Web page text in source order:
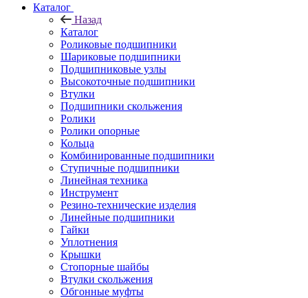
Каталог
Назад
Каталог
Роликовые подшипники
Шариковые подшипники
Подшипниковые узлы
Высокоточные подшипники
Втулки
Подшипники скольжения
Ролики
Ролики опорные
Кольца
Комбинированные подшипники
Ступичные подшипники
Линейная техника
Инструмент
Резино-технические изделия
Линейные подшипники
Гайки
Уплотнения
Крышки
Стопорные шайбы
Втулки скольжения
Обгонные муфты